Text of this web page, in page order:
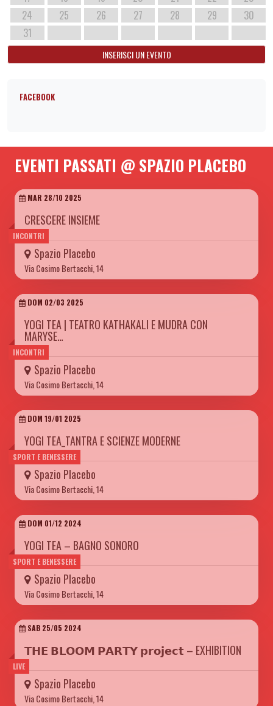
24
25 26 27 28 29
30
31
INSERISCI UN EVENTO
FACEBOOK
EVENTI PASSATI @ SPAZIO PLACEBO
INCONTRI
MAR 28/10 2025
CRESCERE INSIEME
Spazio Placebo
Via Cosimo Bertacchi, 14
INCONTRI
DOM 02/03 2025
YOGI TEA | TEATRO KATHAKALI E MUDRA CON
MARYSE…
Spazio Placebo
Via Cosimo Bertacchi, 14
SPORT E BENESSERE
DOM 19/01 2025
YOGI TEA_TANTRA E SCIENZE MODERNE
Spazio Placebo
Via Cosimo Bertacchi, 14
SPORT E BENESSERE
DOM 01/12 2024
YOGI TEA – BAGNO SONORO
Spazio Placebo
Via Cosimo Bertacchi, 14
LIVE
SAB 25/05 2024
𝗧𝗛𝗘 𝗕𝗟𝗢𝗢𝗠 𝗣𝗔𝗥𝗧𝗬 𝗽𝗿𝗼𝗷𝗲𝗰𝘁 – EXHIBITION
Spazio Placebo
Via Cosimo Bertacchi, 14